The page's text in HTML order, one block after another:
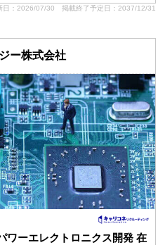
日：2026/07/30 掲載終了予定日：2037/12/31
ー株式会社
ワーエレクトロニクス開発 在